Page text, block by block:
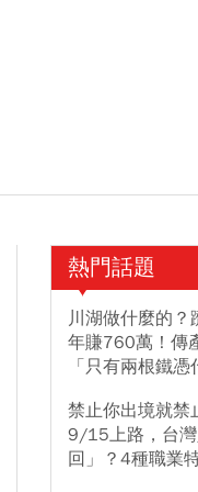
熱門話題
川湖做什麼的？
年賺760萬！傳
「只有兩根鐵
禁止你出境就
9/15上路，台
回」？4種職業